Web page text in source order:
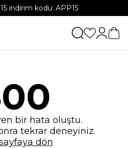
indirim kodu: APP15
bir hata oluştu.
tekrar deneyiniz.
dön